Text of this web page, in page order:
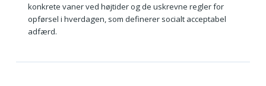
konkrete vaner ved højtider og de uskrevne regler for
opførsel i hverdagen, som definerer socialt acceptabel
adfærd.